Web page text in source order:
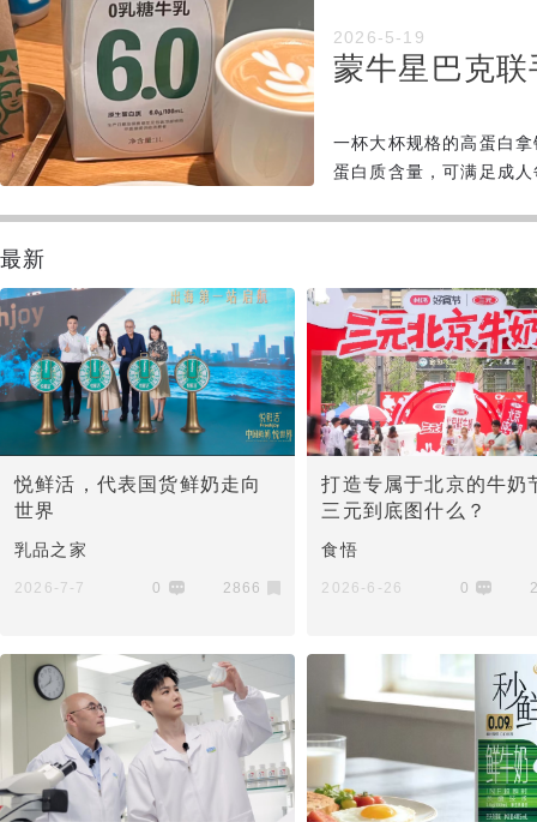
2026-5-19
蒙牛星巴克
一杯大杯规格的高蛋白
蛋白质含量，可满足成
最新
悦鲜活，代表国货鲜奶走向
世界
乳品之家
2026-7-7 0 2866
打造专属于北京的牛奶
三元到底图什么？
食悟
2026-6-26 0